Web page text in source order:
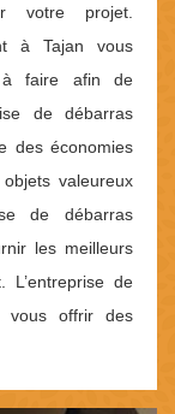
votre projet.
à Tajan vous
à faire afin de
de débarras
des économies
valeureux
de débarras
les meilleurs
L’entreprise de
vous offrir des